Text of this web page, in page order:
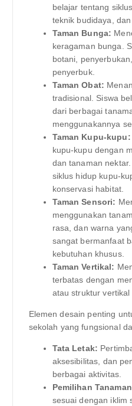
belajar tentang
teknik budidaya,
Taman Bunga:
keragaman bunga.
botani,
penyerbuk.
Taman Obat:
tradisional. Siswa
dari berbagai
menggunakannya
Taman Kupu-kupu:
kupu-kupu dengan
dan tanaman
siklus hidup kupu-
konservasi habitat.
Taman Sensori:
menggunakan
rasa, dan warna
sangat bermanfaat
kebutuhan khusus.
Taman Vertikal:
terbatas dengan
atau struktur vertikal
Elemen desain penting
sekolah yang fungsional
Tata Letak:
aksesibilitas, dan
berbagai aktivitas.
Pemilihan
sesuai dengan iklim